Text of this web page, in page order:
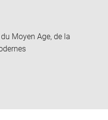
Moyen Age, de la